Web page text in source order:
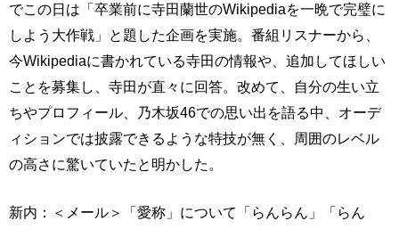
でこの日は「卒業前に寺田蘭世のWikipediaを一晩で完璧に
しよう大作戦」と題した企画を実施。番組リスナーから、
今Wikipediaに書かれている寺田の情報や、追加してほしい
ことを募集し、寺田が直々に回答。改めて、自分の生い立
ちやプロフィール、乃木坂46での思い出を語る中、オーデ
ィションでは披露できるような特技が無く、周囲のレベル
の高さに驚いていたと明かした。
新内：＜メール＞「愛称」について「らんらん」「らん